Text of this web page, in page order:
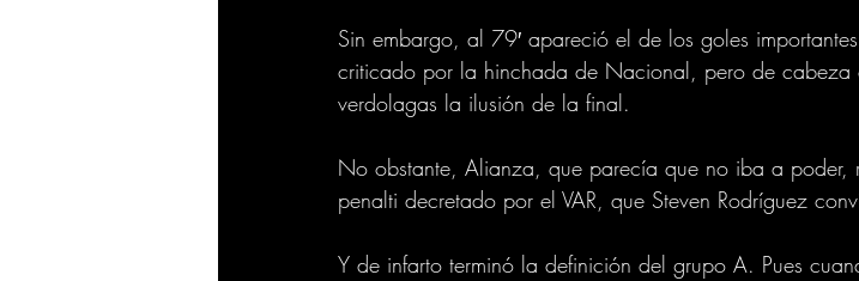
Sin embargo, al 79′ apareció el de los goles
criticado por la hinchada de Nacional, pero de cabeza
verdolagas la ilusión de la final.
No obstante, Alianza, que parecía que no iba a poder,
penalti decretado por el VAR, que Steven Rodríguez
Y de infarto terminó la definición del grupo A. Pues